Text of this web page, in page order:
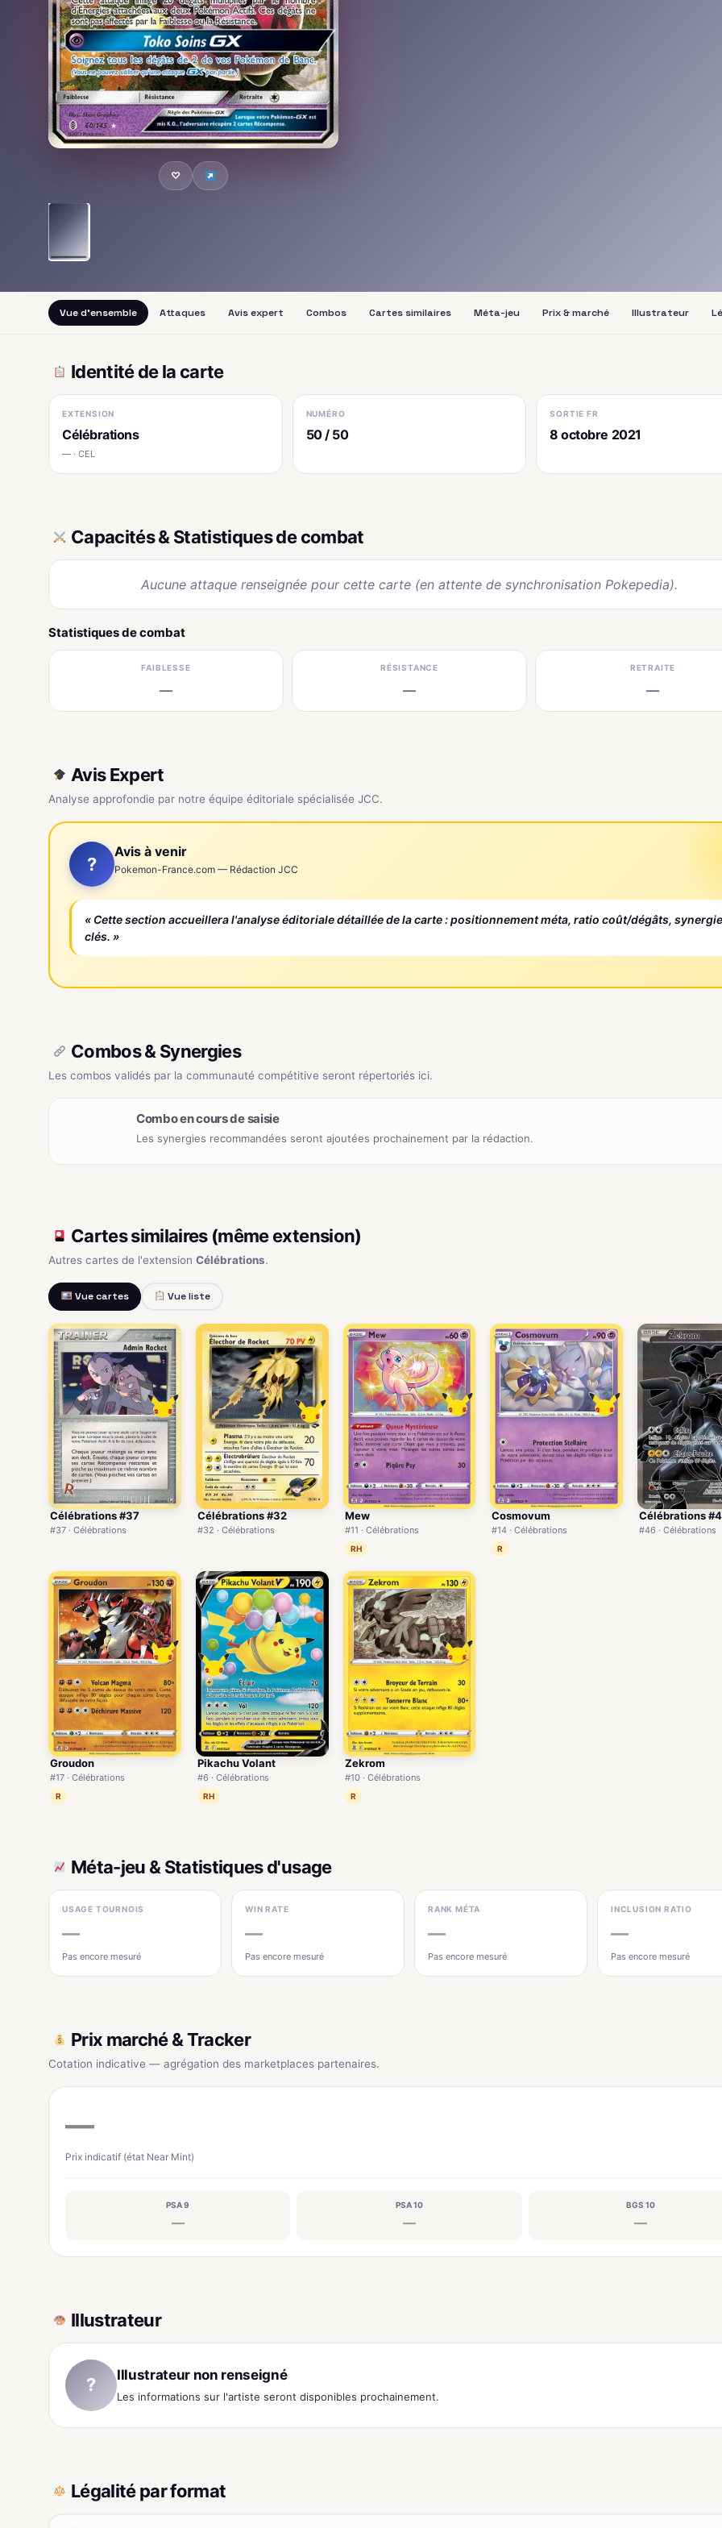
♡
Vue d'ensemble Attaques Avis expert Combos Cartes similaires Méta-jeu Prix & marché Illustrateur
Identité de la carte
EXTENSION
Célébrations
— · CEL
NUMÉRO
50 / 50
SORTIE FR
8 octobre 2021
Capacités & Statistiques de combat
Aucune attaque renseignée pour cette carte (en attente de synchronisation Pokepedia).
Statistiques de combat
FAIBLESSE
—
RÉSISTANCE
—
RETRAITE
—
Avis Expert
Analyse approfondie par notre équipe éditoriale spécialisée JCC.
?
Avis à venir
Pokemon-France.com — Rédaction JCC
« Cette section accueillera l'analyse éditoriale détaillée de la carte : positionnement méta, ratio coût/dégâts,
clés. »
Combos & Synergies
Les combos validés par la communauté compétitive seront répertoriés ici.
Combo en cours de saisie
Les synergies recommandées seront ajoutées prochainement par la rédaction.
Cartes similaires (même extension)
Autres cartes de l'extension Célébrations.
Vue cartes Vue liste
Célébrations #37
#37 · Célébrations
Célébrations #32
#32 · Célébrations
Mew
#11 · Célébrations
RH
Cosmovum
#14 · Célébrations
R
Célébrations
#46 · Célébrations
Groudon
#17 · Célébrations
R
Pikachu Volant
#6 · Célébrations
RH
Zekrom
#10 · Célébrations
R
Méta-jeu & Statistiques d'usage
USAGE TOURNOIS
—
Pas encore mesuré
WIN RATE
—
Pas encore mesuré
RANK MÉTA
—
Pas encore mesuré
INCLUSION RATIO
—
Pas encore mesuré
Prix marché & Tracker
Cotation indicative — agrégation des marketplaces partenaires.
—
Prix indicatif (état Near Mint)
PSA 9
—
PSA 10
—
BGS 10
—
Illustrateur
? Illustrateur non renseigné
Les informations sur l'artiste seront disponibles prochainement.
Légalité par format